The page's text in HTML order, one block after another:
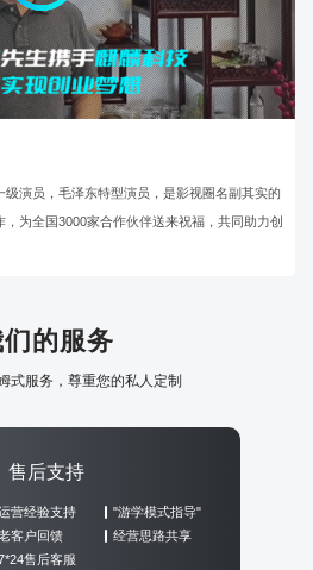
演员，毛泽东特型演员，是影视圈名副其实的
为全国3000家合作伙伴送来祝福，共同助力创
的服务
式服务，尊重您的私人定制
售后支持
营经验支持
客户回馈
售后客服
"游学模式指导"
经营思路共享